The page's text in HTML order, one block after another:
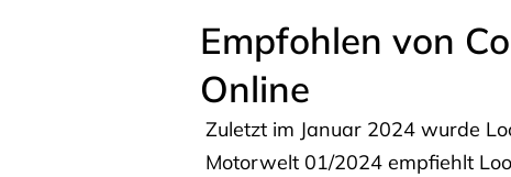
Empfohlen von
Online
Zuletzt im Januar 2024 wurde
Motorwelt 01/2024 empfiehlt